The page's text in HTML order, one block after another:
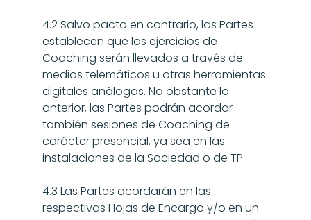
4.2 Salvo pacto en contrario, las Partes
establecen que los ejercicios de
Coaching serán llevados a través de
medios telemáticos u otras herramientas
digitales análogas. No obstante lo
anterior, las Partes podrán acordar
también sesiones de Coaching de
carácter presencial, ya sea en las
instalaciones de la Sociedad o de TP.
4.3 Las Partes acordarán en las
respectivas Hojas de Encargo y/o en un